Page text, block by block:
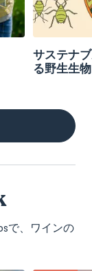
サステナ
る野生生物
で、ワインの